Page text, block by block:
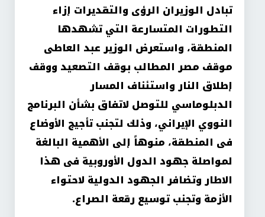
تبادل الوزيران الرؤى والتقديرات إزاء
التطورات المتسارعة التي تشهدها
المنطقة، واستعرض الوزير عبد العاطى
موقف مصر المطالب بوقف التصعيد ووقف
إطلاق النار واستئناف المسار
الدبلوماسي للتوصل لاتفاق بشأن البرنامج
النووي الإيراني، وذلك لتجنب تأجيج الأوضاع
فى المنطقة، منوهاً إلى الأهمية البالغة
لمواصلة جهود الدول الأوروبية فى هذا
الاطار وتضافر الجهود الدولية لاحتواء
الأزمة وتجنب توسيع رقعة الصراع.